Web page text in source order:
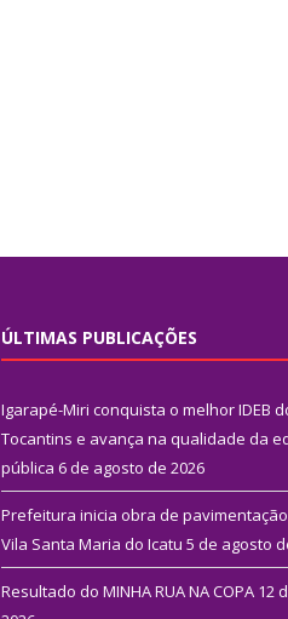
ÚLTIMAS PUBLICAÇÕES
Igarapé-Miri conquista o melhor IDEB
Tocantins e avança na qualidade da
pública 6 de agosto de 2026
Prefeitura inicia obra de
Vila Santa Maria do Icatu 5 de agosto
Resultado do MINHA RUA NA COPA 12